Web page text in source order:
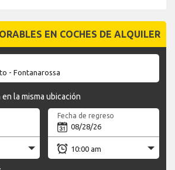
EN COCHES DE ALQUILER
la misma ubicación
Fecha de regreso